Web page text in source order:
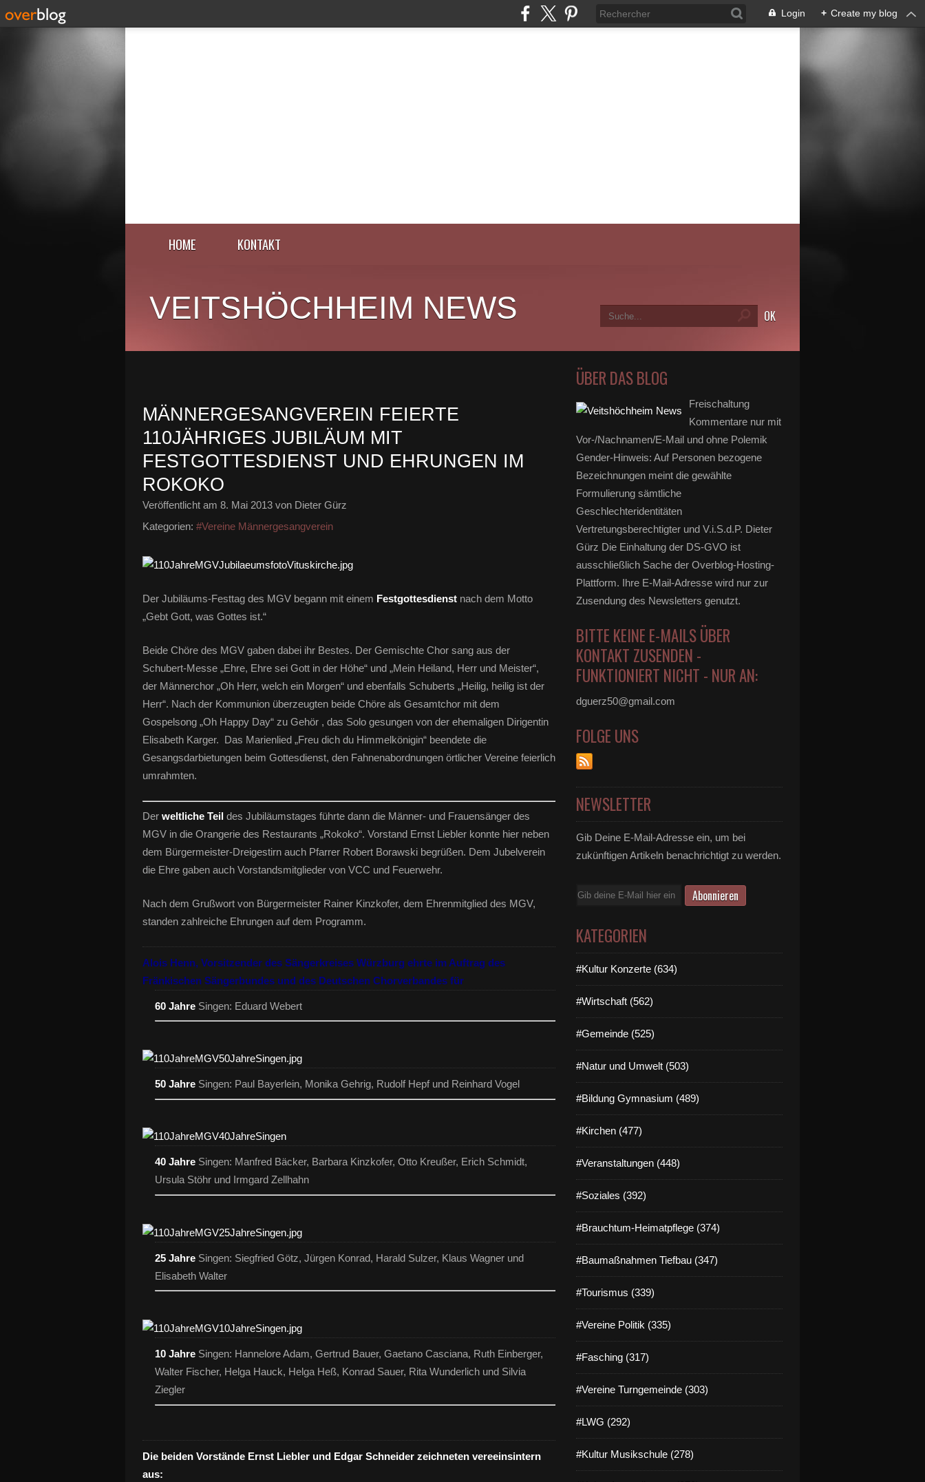
Login + Create my blog
HOME KONTAKT
VEITSHÖCHHEIM NEWS
MÄNNERGESANGVEREIN FEIERTE
110JÄHRIGES JUBILÄUM MIT
FESTGOTTESDIENST UND EHRUNGEN IM
ROKOKO
Veröffentlicht am 8. Mai 2013 von Dieter Gürz
Kategorien: #Vereine Männergesangverein
Der Jubiläums-Festtag des MGV begann mit einem Festgottesdienst nach dem Motto
„Gebt Gott, was Gottes ist.“
Beide Chöre des MGV gaben dabei ihr Bestes. Der Gemischte Chor sang aus der
Schubert-Messe „Ehre, Ehre sei Gott in der Höhe“ und „Mein Heiland, Herr und Meister“,
der Männerchor „Oh Herr, welch ein Morgen“ und ebenfalls Schuberts „Heilig, heilig ist der
Herr“. Nach der Kommunion überzeugten beide Chöre als Gesamtchor mit dem
Gospelsong „Oh Happy Day“ zu Gehör , das Solo gesungen von der ehemaligen Dirigentin
Elisabeth Karger. Das Marienlied „Freu dich du Himmelkönigin“ beendete die
Gesangsdarbietungen beim Gottesdienst, den Fahnenabordnungen örtlicher Vereine feierlich
umrahmten.
Der weltliche Teil des Jubiläumstages führte dann die Männer- und Frauensänger des
MGV in die Orangerie des Restaurants „Rokoko“. Vorstand Ernst Liebler konnte hier neben
dem Bürgermeister-Dreigestirn auch Pfarrer Robert Borawski begrüßen. Dem Jubelverein
die Ehre gaben auch Vorstandsmitglieder von VCC und Feuerwehr.
Nach dem Grußwort von Bürgermeister Rainer Kinzkofer, dem Ehrenmitglied des MGV,
standen zahlreiche Ehrungen auf dem Programm.
Alois Henn, Vorsitzender des Sängerkreises Würzburg ehrte im Auftrag des
Fränkischen Sängerbundes und des Deutschen Chorverbandes für
60 Jahre Singen: Eduard Webert
50 Jahre Singen: Paul Bayerlein, Monika Gehrig, Rudolf Hepf und Reinhard Vogel
40 Jahre Singen: Manfred Bäcker, Barbara Kinzkofer, Otto Kreußer, Erich Schmidt,
Ursula Stöhr und Irmgard Zellhahn
25 Jahre Singen: Siegfried Götz, Jürgen Konrad, Harald Sulzer, Klaus Wagner und
Elisabeth Walter
10 Jahre Singen: Hannelore Adam, Gertrud Bauer, Gaetano Casciana, Ruth Einberger,
Walter Fischer, Helga Hauck, Helga Heß, Konrad Sauer, Rita Wunderlich und Silvia
Ziegler
Die beiden Vorstände Ernst Liebler und Edgar Schneider zeichneten vereeinsintern
aus:
ÜBER DAS BLOG
Freischaltung
Kommentare nur mit
Vor-/Nachnamen/E-Mail und ohne Polemik
Gender-Hinweis: Auf Personen bezogene
Bezeichnungen meint die gewählte
Formulierung sämtliche
Geschlechteridentitäten
Vertretungsberechtigter und V.i.S.d.P. Dieter
Gürz Die Einhaltung der DS-GVO ist
ausschließlich Sache der Overblog-Hosting-
Plattform. Ihre E-Mail-Adresse wird nur zur
Zusendung des Newsletters genutzt.
BITTE KEINE E-MAILS ÜBER
KONTAKT ZUSENDEN -
FUNKTIONIERT NICHT - NUR AN:
dguerz50@gmail.com
FOLGE UNS
NEWSLETTER
Gib Deine E-Mail-Adresse ein, um bei
zukünftigen Artikeln benachrichtigt zu werden.
E-
KATEGORIEN
#Kultur Konzerte (634)
#Wirtschaft (562)
#Gemeinde (525)
#Natur und Umwelt (503)
#Bildung Gymnasium (489)
#Kirchen (477)
#Veranstaltungen (448)
#Soziales (392)
#Brauchtum-Heimatpflege (374)
#Baumaßnahmen Tiefbau (347)
#Tourismus (339)
#Vereine Politik (335)
#Fasching (317)
#Vereine Turngemeinde (303)
#LWG (292)
#Kultur Musikschule (278)